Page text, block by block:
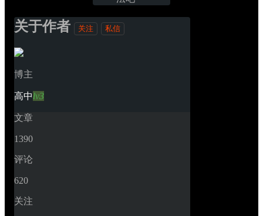
关于作者 关注 私信
博主
高中lv3
文章
1390
评论
620
关注